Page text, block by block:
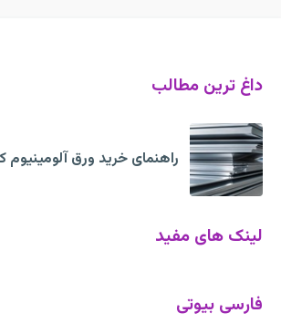
داغ ترین مطالب
راهنمای خرید ورق آلومینیوم
لینک های مفید
فارسی بیوتی